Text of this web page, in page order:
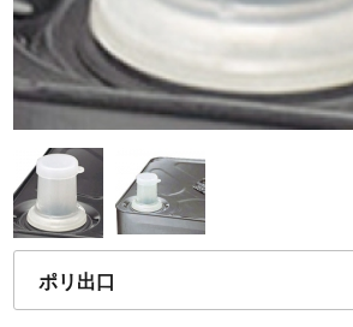
ポリ出口